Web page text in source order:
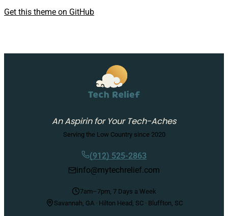
Get this theme on GitHub
An Aspirin for Your Tech-Aches
Serving the Low Country since 2020
(912) 525-2863
info@mytechrelief.com
7am–7pm, 7 Days a Week
Savannah, GA · Hilton Head, SC · Bluffton, SC